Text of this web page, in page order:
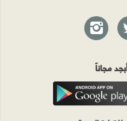
مجاناً